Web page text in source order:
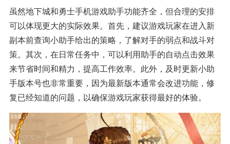
虽然地下城和勇士手机游戏助手功能齐全，但合理的安排
可以体现更大的实际效果。首先，建议游戏玩家在进入新
副本前查询小助手给出的策略，了解对手的弱点和战斗对
策。其次，在日常任务中，可以利用助手的自动点击效果
来节省时间和精力，提高工作效率。此外，及时更新小助
手版本号也非常重要，因为最新版本通常会改进功能，修
复已经知道的问题，以确保游戏玩家获得最好的体验。